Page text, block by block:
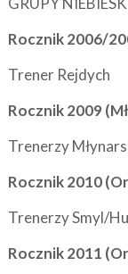
Rocznik 2006/
Trener Rejdych
Rocznik 2009
Trenerzy
Rocznik 2010
Trenerzy Smyl/
Rocznik 2011